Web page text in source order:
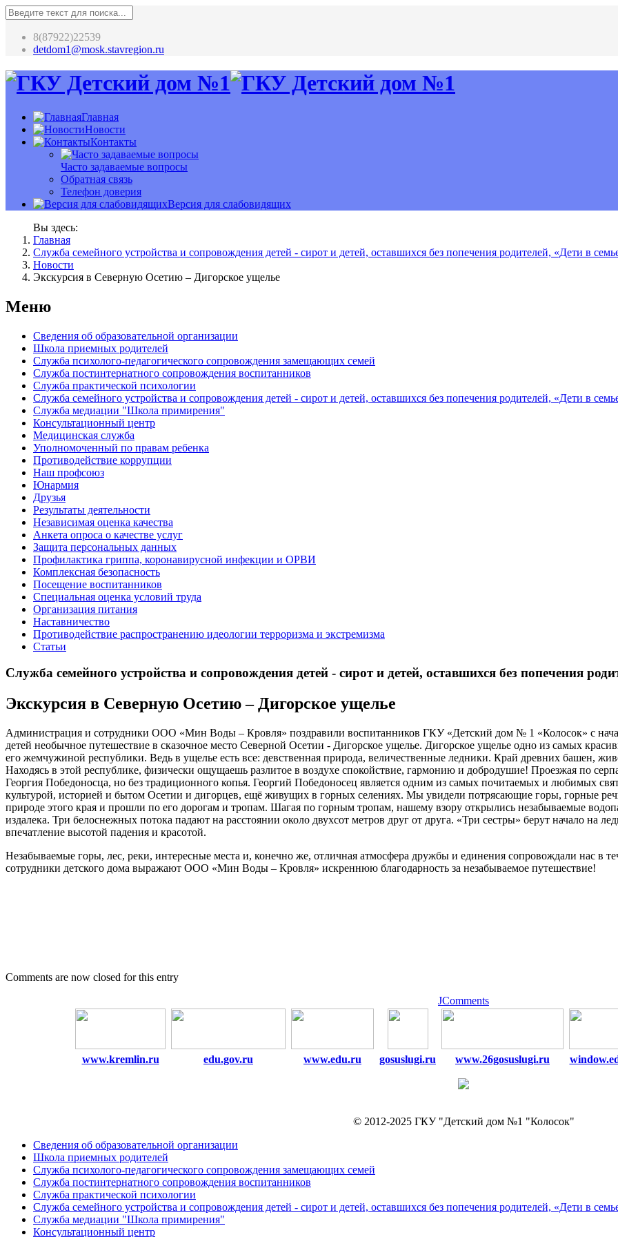
8(87922)22539
detdom1@mosk.stavregion.ru
Главная
Новости
Контакты
Часто задаваемые вопросы
Обратная связь
Телефон доверия
Версия для слабовидящих
Вы здесь:
Главная
Служба семейного устройства и сопровождения детей - сирот и детей, оставшихся без попечения родителей, «Дети в
Новости
Экскурсия в Северную Осетию – Дигорское ущелье
Меню
Сведения об образовательной организации
Школа приемных родителей
Служба психолого-педагогического сопровождения замещающих семей
Cлужба постинтернатного сопровождения воспитанников
Служба практической психологии
Служба семейного устройства и сопровождения детей - сирот и детей, оставшихся без попечения родителей, «Дети в
Служба медиации "Школа примирения"
Консультационный центр
Медицинская служба
Уполномоченный по правам ребенка
Противодействие коррупции
Наш профсоюз
Юнармия
Друзья
Результаты деятельности
Независимая оценка качества
Анкета опроса о качестве услуг
Защита персональных данных
Профилактика гриппа, коронавирусной инфекции и ОРВИ
Комплексная безопасность
Посещение воспитанников
Специальная оценка условий труда
Организация питания
Наставничество
Противодействие распространению идеологии терроризма и экстремизма
Статьи
Служба семейного устройства и сопровождения детей - сирот и детей, оставшихся без попечения
Экскурсия в Северную Осетию – Дигорское ущелье
Администрация и сотрудники ООО «Мин Воды – Кровля» поздравили воспитанников ГКУ «Детский дом № 1 «Колосок» с
детей необычное путешествие в сказочное место Северной Осетии - Дигорское ущелье. Дигорское ущелье одно из самых
его жемчужиной республики. Ведь в ущелье есть все: девственная природа, величественные ледники. Край древних башен,
Находясь в этой республике, физически ощущаешь разлитое в воздухе спокойствие, гармонию и добродушие! Проезжая по
Георгия Победоносца, но без традиционного копья. Георгий Победоносец является одним из самых почитаемых и любимых
культурой, историей и бытом Осетии и дигорцев, ещё живущих в горных селениях. Мы увидели потрясающие горы, горные
природе этого края и прошли по его дорогам и тропам. Шагая по горным тропам, нашему взору открылись незабываемые
издалека. Три белоснежных потока падают на расстоянии около двухсот метров друг от друга. «Три сестры» берут начало на
впечатление высотой падения и красотой.
Незабываемые горы, лес, реки, интересные места и, конечно же, отличная атмосфера дружбы и единения сопровождали нас в
сотрудники детского дома выражают ООО «Мин Воды – Кровля» искреннюю благодарность за незабываемое путешествие!
Comments are now closed for this entry
JComments
www.kremlin.ru edu.gov.ru www.edu.ru gosuslugi.ru www.26gosuslugi.ru
© 2012-2025 ГКУ "Детский дом №1 "Колосок"
Сведения об образовательной организации
Школа приемных родителей
Служба психолого-педагогического сопровождения замещающих семей
Cлужба постинтернатного сопровождения воспитанников
Служба практической психологии
Служба семейного устройства и сопровождения детей - сирот и детей, оставшихся без попечения родителей, «Дети в
Служба медиации "Школа примирения"
Консультационный центр